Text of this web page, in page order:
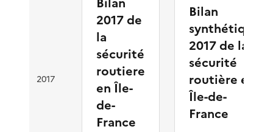
2017
2017 de
la
sécurité
routiere
en Île-
de-
France
Bilan
synthétique
2017 de la
sécurité
routière en
Île-de-
France